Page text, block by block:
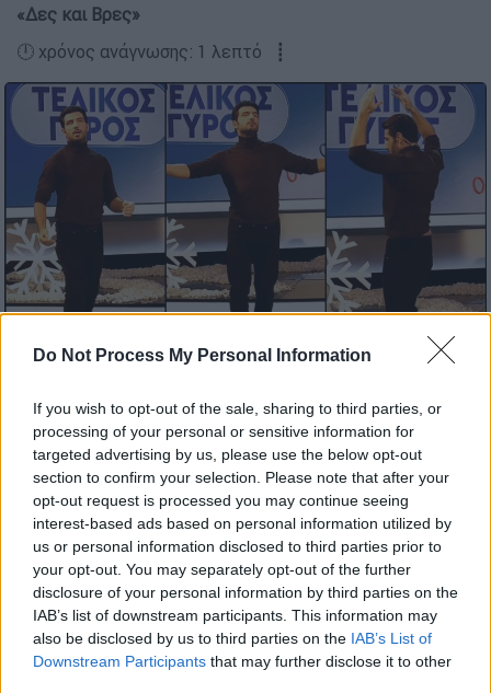
Do Not Process My Personal Information
If you wish to opt-out of the sale, sharing to third parties, or
processing of your personal or sensitive information for
targeted advertising by us, please use the below opt-out
section to confirm your selection. Please note that after your
opt-out request is processed you may continue seeing
interest-based ads based on personal information utilized by
us or personal information disclosed to third parties prior to
your opt-out. You may separately opt-out of the further
disclosure of your personal information by third parties on the
IAB’s list of downstream participants. This information may
also be disclosed by us to third parties on the IAB’s List of
Downstream Participants that may further disclose it to other
«Δες και Βρες»
🕛 χρόνος ανάγνωσης: 1 λεπτό ┋
Έχει ατάκα που μένει και χιούμορ που
ξεχωρίζει. Φέτος,οΝίκος Κουρής
παρουσιάζει το νέο τηλεπαιχνίδι τηςΕΡΤ1
«Δες και Βρες»και όπως φαίνεται ο ίδιος το
ευχαριστιέται ιδιαίτερα.
Ο ταλαντούχος ηθοποιόςσε ένα από τα
διαλλείματα των γυρισμάτων λικνίζεται
στους ρυθμούς του «Αμάρτησε μαζί μου κι
Λένας Ζευγαρά και το στιγμιότυπο